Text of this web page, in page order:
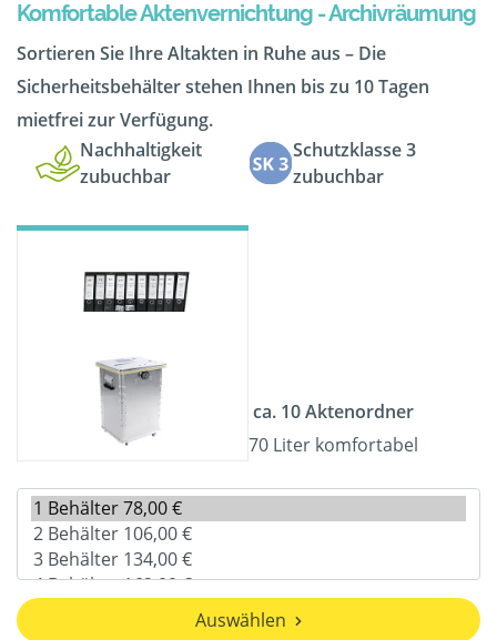
Komfortable Aktenvernichtung - Archivräumung
Sortieren Sie Ihre Altakten in Ruhe aus – Die
Sicherheitsbehälter stehen Ihnen bis zu 10 Tagen
mietfrei zur Verfügung.
Nachhaltigkeit
zubuchbar
Schutzklasse 3
zubuchbar
ca. 10 Aktenordner
70 Liter komfortabel
Auswählen